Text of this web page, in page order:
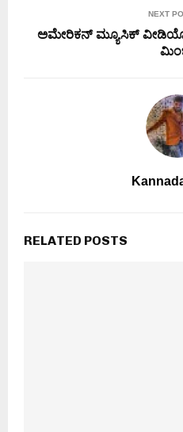
NEXT
ಅಮೇರಿಕನ್ ಮ್ಯೂಸಿಕ್
RELATED POSTS